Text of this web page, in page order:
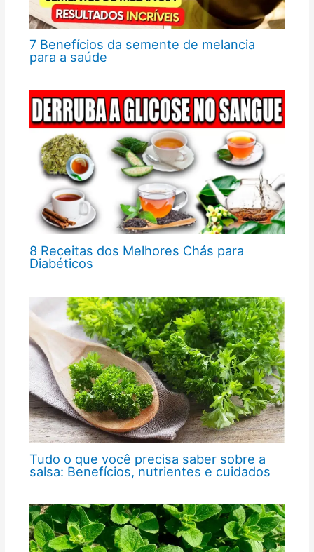
7 Benefícios da semente de melancia
para a saúde
8 Receitas dos Melhores Chás para
Diabéticos
Tudo o que você precisa saber sobre a
salsa: Benefícios, nutrientes e cuidados